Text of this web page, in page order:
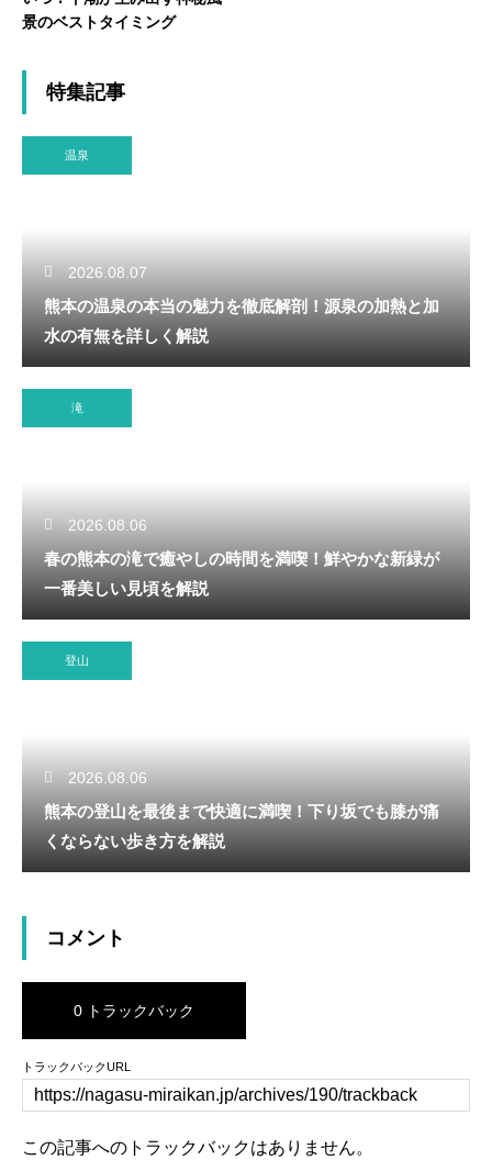
景のベストタイミング
特集記事
温泉
2026.08.07
熊本の温泉の本当の魅力を徹底解剖！源泉の加熱と加
水の有無を詳しく解説
滝
2026.08.06
春の熊本の滝で癒やしの時間を満喫！鮮やかな新緑が
一番美しい見頃を解説
登山
2026.08.06
熊本の登山を最後まで快適に満喫！下り坂でも膝が痛
くならない歩き方を解説
コメント
0 トラックバック
トラックバックURL
この記事へのトラックバックはありません。